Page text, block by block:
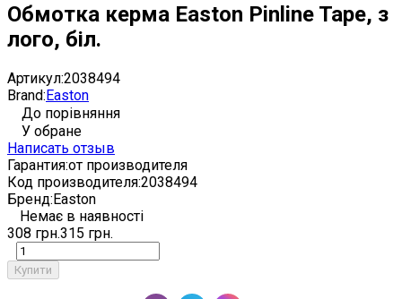
Обмотка керма Easton Pinline Tape, з
лого, біл.
Артикул:2038494
Brand:Easton
До порівняння
У обране
Написать отзыв
Гарантия:от производителя
Код производителя:2038494
Бренд:Easton
Немає в наявності
308 грн.315 грн.
Купити